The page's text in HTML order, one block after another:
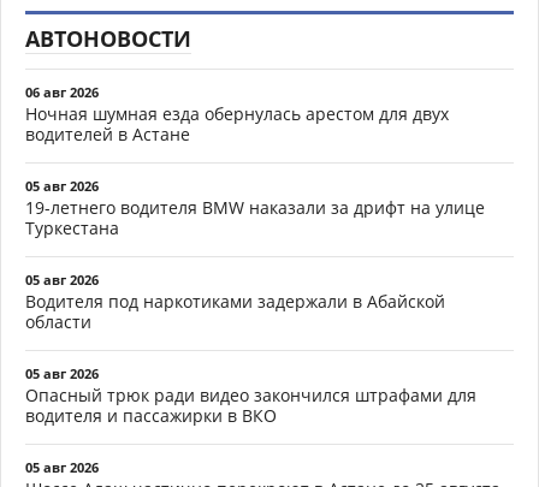
АВТОНОВОСТИ
06 авг 2026
Ночная шумная езда обернулась арестом для двух
водителей в Астане
05 авг 2026
19-летнего водителя BMW наказали за дрифт на улице
Туркестана
05 авг 2026
Водителя под наркотиками задержали в Абайской
области
05 авг 2026
Опасный трюк ради видео закончился штрафами для
водителя и пассажирки в ВКО
05 авг 2026